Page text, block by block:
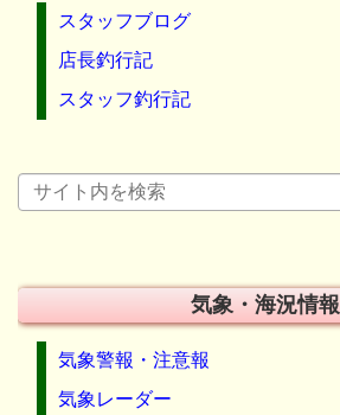
スタッフブログ
店長釣行記
スタッフ釣行記
気象・海況情報
気象警報・注意報
気象レーダー